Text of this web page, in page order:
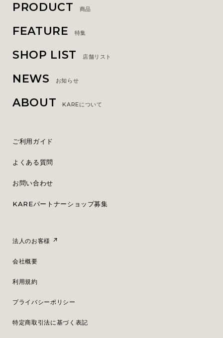
PRODUCT 商品
FEATURE 特集
SHOP LIST 店舗リスト
NEWS お知らせ
ABOUT KAREについて
ご利用ガイド
よくある質問
お問い合わせ
KAREパートナーショップ募集
法人のお客様
会社概要
利用規約
プライバシーポリシー
特定商取引法に基づく表記